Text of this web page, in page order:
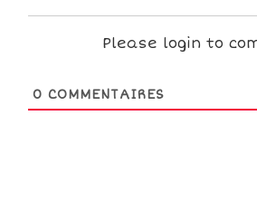
Please login to
0 COMMENTAIRES